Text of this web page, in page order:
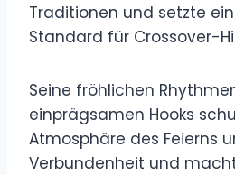
Traditionen und setzte
Standard für Crossover-
Seine fröhlichen
einprägsamen Hooks
Atmosphäre des Feierns
Verbundenheit und